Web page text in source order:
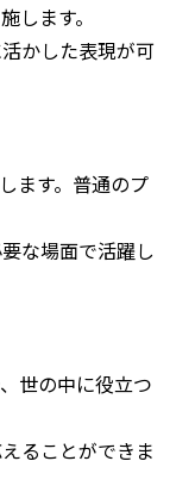
します。
かした表現が可
ます。普通のプ
な場面で活躍し
世の中に役立つ
ることができま